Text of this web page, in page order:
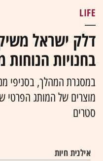
LIFE
דלק ישראל
בחנויות הנוחות
במסגרת המהלך, בסניפי
מוצרים של המותג הפרטי
סטרים
אילנית חיות